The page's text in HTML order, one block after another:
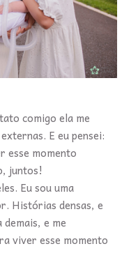
comigo ela me
E eu pensei:
esse momento
juntos!
Eu sou uma
Histórias densas, e
e me
viver esse momento